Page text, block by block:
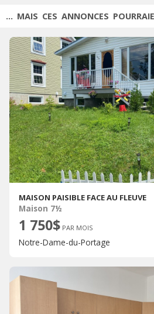
... MAIS CES ANNONCES
MAISON PAISIBLE FACE AU FLEUVE
Maison 7½
1 750$ PAR MOIS
Notre-Dame-du-Portage